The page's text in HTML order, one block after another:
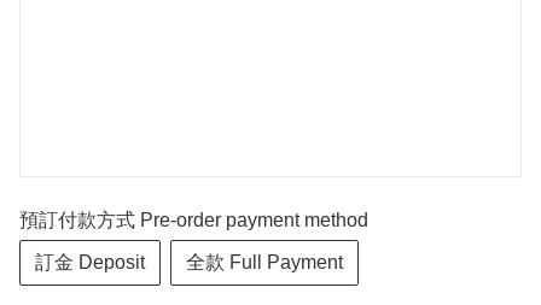
預訂付款方式 Pre-order payment method
訂金 Deposit 全款 Full Payment